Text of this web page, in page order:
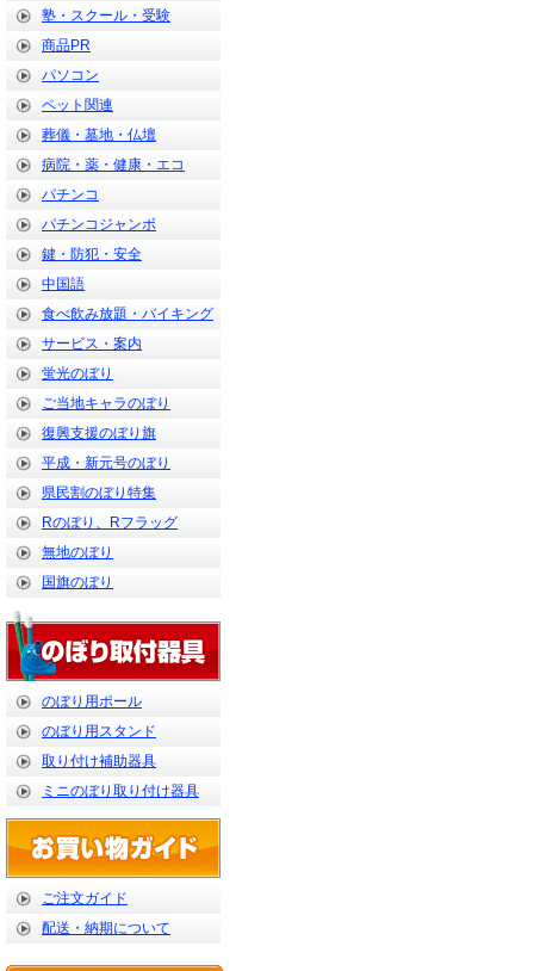
塾・スクール・受験
商品PR
パソコン
ペット関連
葬儀・墓地・仏壇
病院・薬・健康・エコ
パチンコ
パチンコジャンボ
鍵・防犯・安全
中国語
食べ飲み放題・バイキング
サービス・案内
蛍光のぼり
ご当地キャラのぼり
復興支援のぼり旗
平成・新元号のぼり
県民割のぼり特集
Rのぼり、Rフラッグ
無地のぼり
国旗のぼり
のぼり用ポール
のぼり用スタンド
取り付け補助器具
ミニのぼり取り付け器具
ご注文ガイド
配送・納期について